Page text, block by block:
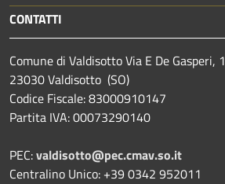
CONTATTI
Comune di Valdisotto Via E De Gasperi, 1
23030 Valdisotto (SO)
Codice Fiscale: 83000910147
Partita IVA: 00073290140
PEC:valdisotto@pec.cmav.so.it
Centralino Unico: +39 0342 952011